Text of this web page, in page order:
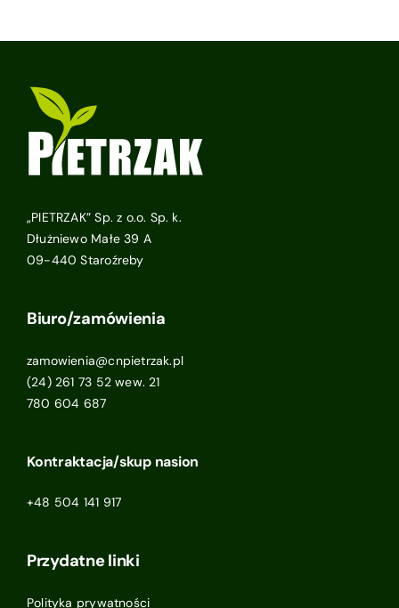
„PIETRZAK” Sp. z o.o. Sp. k.
Dłużniewo Małe 39 A
09-440 Staroźreby
Biuro/zamówienia
zamowienia@cnpietrzak.pl
(24) 261 73 52 wew. 21
780 604 687
Kontraktacja/skup nasion
+48 504 141 917
Przydatne linki
Polityka prywatności